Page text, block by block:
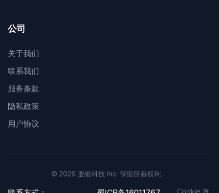
公司
关于我们
联系我们
服务条款
隐私政策
用户协议
© 2026 股银科技 Inc. 保留所有权利。
Cookie 政